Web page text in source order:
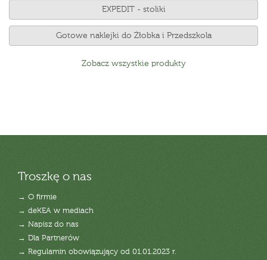
EXPEDIT - stoliki
Gotowe naklejki do Żłobka i Przedszkola
Zobacz wszystkie produkty
Troszkę o nas
→ O firmie
→ deKEA w mediach
→ Napisz do nas
→ Dla Partnerów
→ Regulamin obowiązujący od 01.01.2023 r.